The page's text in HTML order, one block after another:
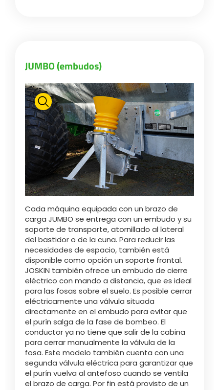
JUMBO (embudos)
Cada máquina equipada con un brazo de
carga JUMBO se entrega con un embudo y su
soporte de transporte, atornillado al lateral
del bastidor o de la cuna. Para reducir las
necesidades de espacio, también está
disponible como opción un soporte frontal.
JOSKIN también ofrece un embudo de cierre
eléctrico con mando a distancia, que es ideal
para las fosas sobre el suelo. Es posible cerrar
eléctricamente una válvula situada
directamente en el embudo para evitar que
el purín salga de la fase de bombeo. El
conductor ya no tiene que salir de la cabina
para cerrar manualmente la válvula de la
fosa. Este modelo también cuenta con una
segunda válvula eléctrica para garantizar que
el purín vuelva al antefoso cuando se ventila
el brazo de carga. Por fin está provisto de un